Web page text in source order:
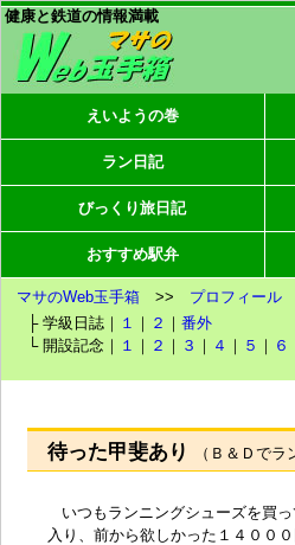
健康と鉄道の情報満載
えいようの巻
ラン日記
びっくり旅日記
おすすめ駅弁
マサのWeb玉手箱 >> プロフィール
├ 学級日誌｜ １ ｜ ２ ｜番外
└ 開設記念｜ １ ｜ ２ ｜ ３ ｜ ４ ｜ ５ ｜ ６
待った甲斐あり （Ｂ＆Ｄでラ
いつもランニングシューズを買
入り、前から欲しかった１４００